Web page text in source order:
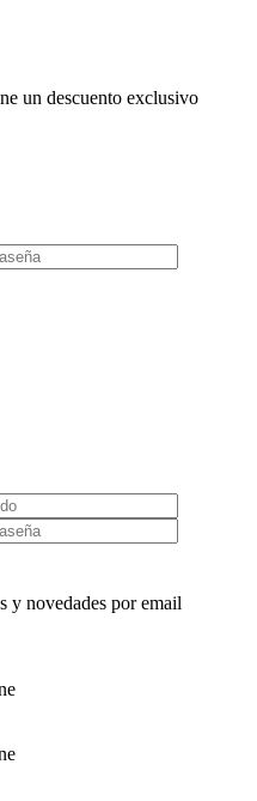
un descuento exclusivo
y novedades por email